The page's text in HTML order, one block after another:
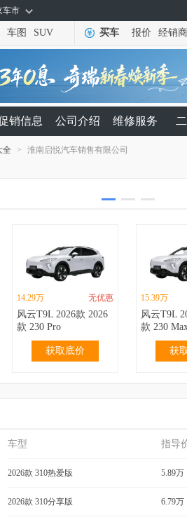
车市
车图 SUV 买车 报价 经销商
销信息 公司介绍 维修服务
全 > 淮南启悦汽车销售有限公司
14.29万 无优惠
风云T9L 2026款 2026
款 230 Pro
获取底价
15.39万
风云T9L
款 230
获
4.39万
趣版
获取底价
4.59万
获
车型 指导
2026款 310热爱版 5.89万
2026款 310分享版 6.79万